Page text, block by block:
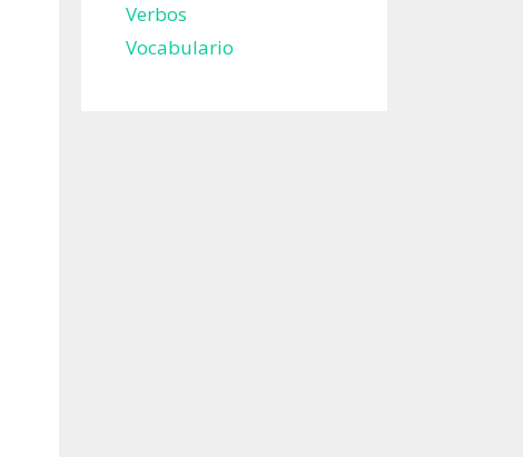
Verbos
Vocabulario